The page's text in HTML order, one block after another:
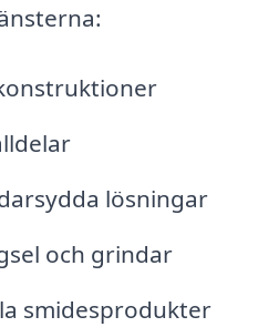
lösningar
och grindar
smidesprodukter